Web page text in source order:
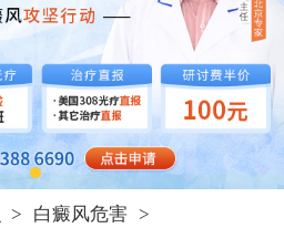
> 白癜风危害 >